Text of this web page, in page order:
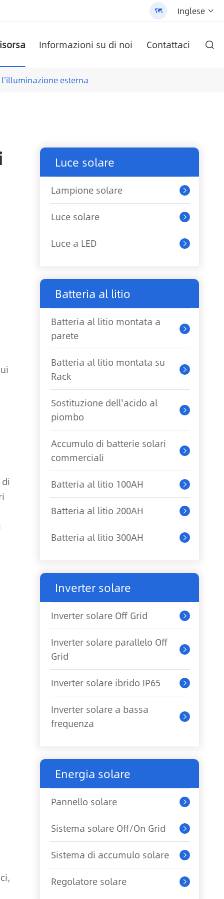
 Inglese 
Informazioni su di noi Contattaci 
esterna
Luce solare
Lampione solare 
Luce solare 
Luce a LED 
Batteria al litio
Batteria al litio montata a
parete

Batteria al litio montata su
Rack

Sostituzione dell'acido al
piombo

Accumulo di batterie solari
commerciali

Batteria al litio 100AH 
Batteria al litio 200AH 
Batteria al litio 300AH 
Inverter solare
Inverter solare Off Grid 
Inverter solare parallelo Off
Grid

Inverter solare ibrido IP65 
Inverter solare a bassa
frequenza

Energia solare
Pannello solare 
Sistema solare Off/On Grid 
Sistema di accumulo solare 
Regolatore solare 